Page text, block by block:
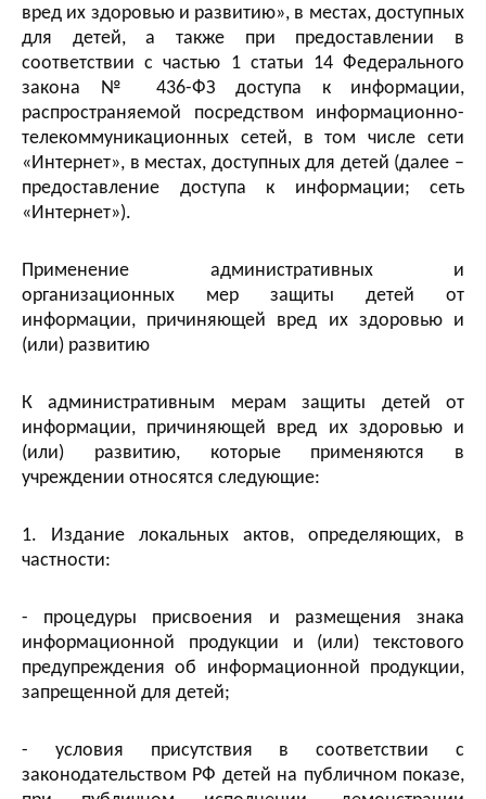
вред их здоровью и развитию», в местах, доступных
для детей, а также при предоставлении в
соответствии с частью 1 статьи 14 Федерального
закона № 436-ФЗ доступа к информации,
распространяемой посредством информационно-
телекоммуникационных сетей, в том числе сети
«Интернет», в местах, доступных для детей (далее –
предоставление доступа к информации; сеть
«Интернет»).
Применение административных и
организационных мер защиты детей от
информации, причиняющей вред их здоровью и
(или) развитию
К административным мерам защиты детей от
информации, причиняющей вред их здоровью и
(или) развитию, которые применяются в
учреждении относятся следующие:
1. Издание локальных актов, определяющих, в
частности:
- процедуры присвоения и размещения знака
информационной продукции и (или) текстового
предупреждения об информационной продукции,
запрещенной для детей;
- условия присутствия в соответствии с
законодательством РФ детей на публичном показе,